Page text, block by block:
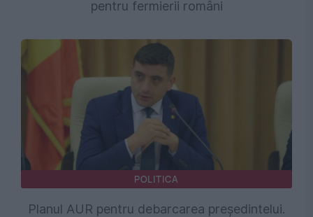
pentru fermierii români
POLITICA
Planul AUR pentru debarcarea președintelui.